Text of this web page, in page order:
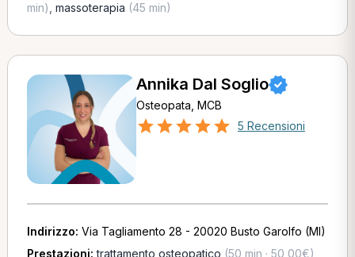
min) massoterapia (45 min)
Annika Dal Soglio
Osteopata, MCB
5 Recensioni
Indirizzo: Via Tagliamento 28 - 20020 Busto Garolfo (MI)
Prestazioni:trattamento osteopatico (50 min · 50,00€)